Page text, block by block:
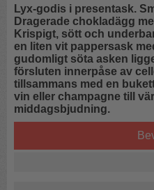
Lyx-godis i presentask.
Dragerade chokladägg
Krispigt, sött och
en liten vit pappersask
gudomligt söta asken
försluten innerpåse av
tillsammans med en
vin eller champagne till
middagsbjudning.